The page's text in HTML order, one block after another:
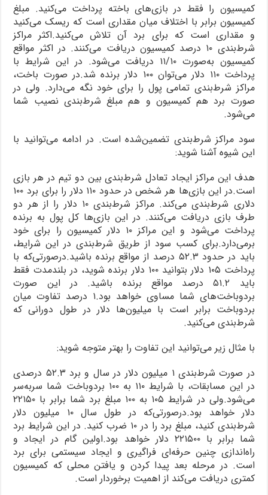
کمیسیون را فقط در بازی‌های باخته پرداخت می‌کنید. مبلغ
کمیسیون برابر با اختلاف میان مقداری است که ریسک می‌کنید
و مقداری است که برای برد آن تلاش می‌کنید.اکثر مراکز
شرط‌بندی ۱۰ درصد کمیسیون دریافت می‌کنند. در اکثر مواقع
کمیسیون به‌صورت ۱۱/۱۰ دریافت می‌شود. در این شرایط با
پرداخت ۱۱۰ دلار می‌توان ۱۰۰ دلار برنده شد.در صورت باخت،
مراکز شرط‌بندی تمامی پول را برای خود نگه می‌دارد. ولی در
صورت برد هم کمیسیون و هم مبلغ شرط‌بندی نصیب شما
می‌شود.
سود مراکز شرط‌بندی تضمین‌شده است. در ادامه می‌توانید با
این شیوه آشنا شوید:
هدف این مراکز ایجاد تعادل شرط‌بندی بین دو تیم در هر بازی
است.در این بازی‌ها هر شخص در حدود ۱۱۰ دلار را برای برد ۱۰۰
دلاری شرط‌بندی می‌کند. مراکز شرط‌بندی ۱۰ دلار را از هر دو
طرف بازی دریافت می‌کنند. در این بازی‌ها کل پول به برنده
پرداخت می‌شود و این مراکز ۱۰ دلار کمیسیون را برای خود
برمی‌دارد.برای کسب سود از طریق شرط‌بندی در این شرایط،
باید در حدود ۵۲.۳ درصد از مواقع برنده باشید.درصورتی‌که با
پرداخت ۱۰۵ دلار بتوانید ۱۰۰ دلار برنده شوید، در بلندمدت فقط
باید ۵۱.۲ درصد مواقع برنده باشید. در این صورت
بردوباخت‌های شما مساوی خواهد بود.۱ درصد تفاوت میان
بردوباخت برابر است با میلیون‌ها دلار در طول دورانی که
شرط‌بندی می‌کنید.
با مثال زیر می‌توانید این تفاوت را بهتر متوجه شوید:
در صورت شرط‌بندی ۱ میلیون دلار در سال و برد ۵۲.۳ درصدی
در این مسابقات، با شرایط ۱۱۰ به ۱۰۰ بردوباخت شما سربه‌سر
می‌شود.ولی در شرایط ۱۰۵ به ۱۰۰ مبلغ برد شما برابر با ۲۲۱۵۰
دلار خواهد بود.درصورتی‌که در طول سال ۱۰ میلیون دلار
شرط‌بندی کنید، مبلغ برد را در ۱۰ ضرب کنید. در این شرایط برد
شما برابر با ۲۲۱۵۰۰ دلار خواهد بود.اولین گام در ایجاد و
راه‌اندازی چنین حرفه‌ای فراگیری و ایجاد سیستمی برای برد
است. در مرحله بعد پیدا کردن و یافتن محلی که کمیسیون
کمتری دریافت می‌کند از اهمیت برخوردار است.